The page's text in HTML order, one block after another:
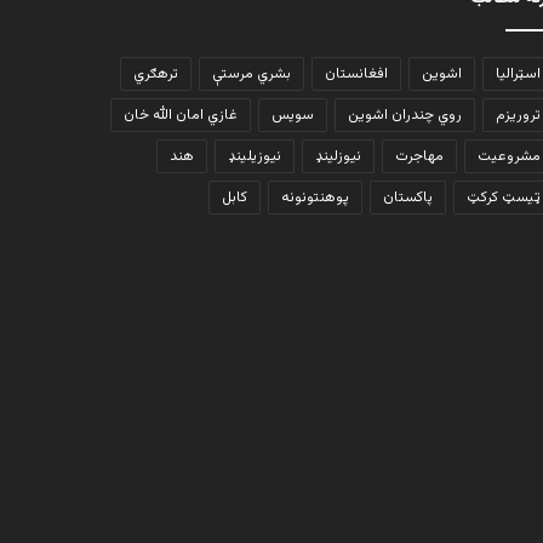
اسټرالیا اشوین افغانستان بشري مرستې
ترهګري
تروریزم
روي چندران اشوین سویس
غازي امان الله خان
مشروعیت
مهاجرت نیوزلینډ نیوزیلینډ
هند
ټیسټ کرکټ
پاکستان پوهنتونونه کابل